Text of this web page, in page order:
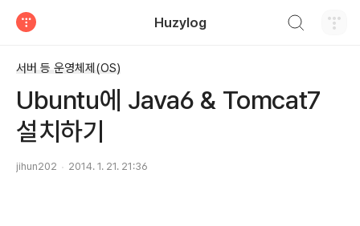
Huzylog
서버 등 운영체제(OS)
Ubuntu에 Java6 & Tomcat7
설치하기
jihun202 2014. 1. 21. 21:36